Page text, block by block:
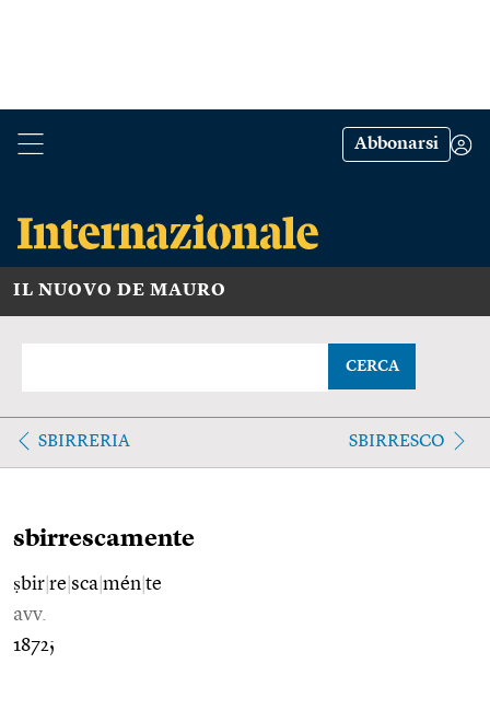
Abbonarsi
IL NUOVO DE MAURO
CERCA
SBIRRERIA SBIRRESCO
sbirrescamente
ṣbir re sca mén te
avv.
1872;